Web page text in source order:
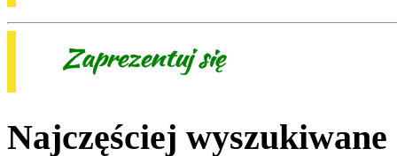
Najczęściej wyszukiwane